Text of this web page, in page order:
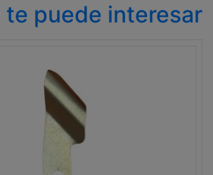
te puede interesar